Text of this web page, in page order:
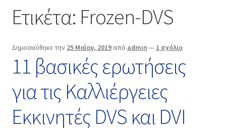
Ετικέτα: Frozen-DVS
Δημοσιεύθηκε την 25 Μαΐου, 2019 από admin — 1 σχόλιο
11 βασικές ερωτήσεις
για τις Καλλιέργειες
Εκκινητές DVS και DVI